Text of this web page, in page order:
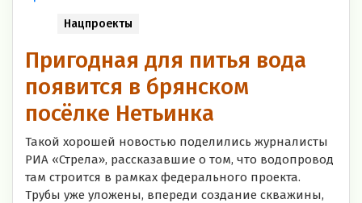
Нацпроекты
Пригодная для питья вода
появится в брянском
посёлке Нетьинка
Такой хорошей новостью поделились журналисты
РИА «Стрела», рассказавшие о том, что водопровод
там строится в рамках федерального проекта.
Трубы уже уложены, впереди создание скважины,